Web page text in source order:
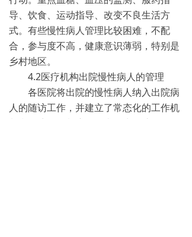
导、饮食、运动指导、改变不良生活方
式。有些慢性病人管理比较困难，不配
合，参与度不高，健康意识薄弱，特别是
乡村地区。
4.2医疗机构出院慢性病人的管理
各医院将出院的慢性病人纳入出院病
人的随访工作，并建立了常态化的工作机
制和随访工作制度，要求医生、护理人